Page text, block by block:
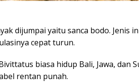
dijumpai yaitu sanca bodo. Jenis
cepat turun.
biasa hidup Bali, Jawa, dan
rentan punah.